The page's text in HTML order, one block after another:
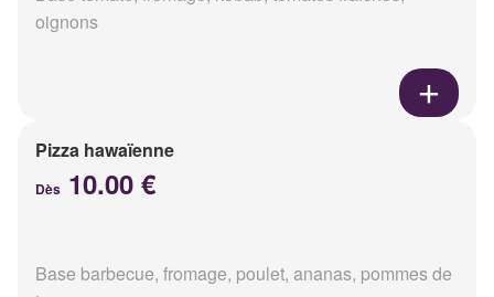
oignons
Pizza hawaïenne
Dès 10.00 €
Base barbecue, fromage, poulet, ananas, pommes de